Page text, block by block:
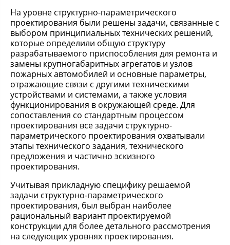
На уровне структурно-параметрического
проектирования были решены задачи, связанные с
выбором принципиальных технических решений,
которые определили общую структуру
разрабатываемого приспособления для ремонта и
замены крупногабаритных агрегатов и узлов
пожарных автомобилей и основные параметры,
отражающие связи с другими техническими
устройствами и системами, а также условия
функционирования в окружающей среде. Для
сопоставления со стандартным процессом
проектирования все задачи структурно-
параметрического проектирования охватывали
этапы технического задания, технического
предложения и частично эскизного
проектирования.
Учитывая прикладную специфику решаемой
задачи структурно-параметрического
проектирования, был выбран наиболее
рациональный вариант проектируемой
конструкции для более детального рассмотрения
на следующих уровнях проектирования.